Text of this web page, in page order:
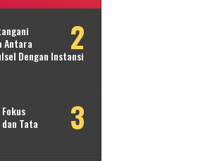
Antara
Dengan Instansi
Tata